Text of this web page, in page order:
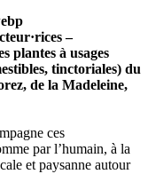
–
plantes à usages
tinctoriales) du
de la Madeleine,
ces
par l’humain, à la
et paysanne autour